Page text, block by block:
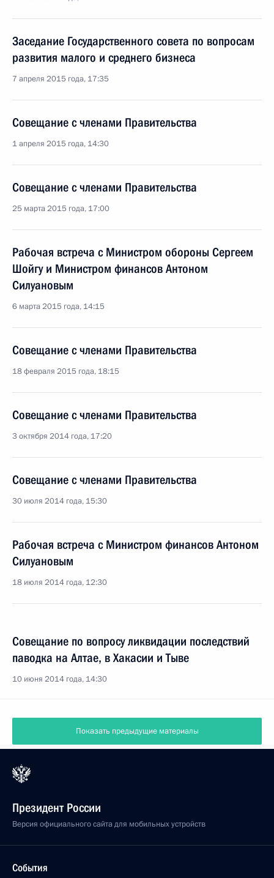
Заседание Государственного совета по вопросам
развития малого и среднего бизнеса
7 апреля 2015 года, 17:35
Совещание с членами Правительства
1 апреля 2015 года, 14:30
Совещание с членами Правительства
25 марта 2015 года, 17:00
Рабочая встреча с Министром обороны Сергеем
Шойгу и Министром финансов Антоном
Силуановым
6 марта 2015 года, 14:15
Совещание с членами Правительства
18 февраля 2015 года, 18:15
Совещание с членами Правительства
3 октября 2014 года, 17:20
Совещание с членами Правительства
30 июля 2014 года, 15:30
Рабочая встреча с Министром финансов Антоном
Силуановым
18 июля 2014 года, 12:30
Совещание по вопросу ликвидации последствий
паводка на Алтае, в Хакасии и Тыве
10 июня 2014 года, 14:30
Показать предыдущие материалы
Президент России
Версия официального сайта для мобильных устройств
События